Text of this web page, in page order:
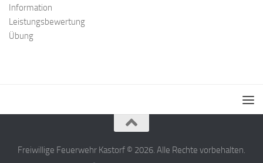
Information
Leistungsbewertung
Übung
Freiwillige Feuerwehr Kastorf © 2026. Alle Rechte vorbehalten.